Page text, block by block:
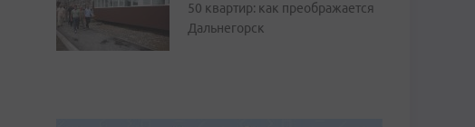
50 квартир: как преображается
Дальнегорск